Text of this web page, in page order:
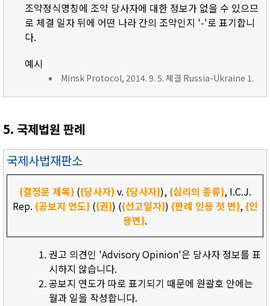
조약정식명칭에 조약 당사자에 대한 정보가 없을 수 있으므
로 체결 일자 뒤에 어떤 나라 간의 조약인지 '-'로 표기합니
다.
예시
Minsk Protocol, 2014. 9. 5. 체결 Russia-Ukraine 1.
5. 국제법원 판례
국제사법재판소
{결정문 제목}({당사자}v. {당사자}),{심리의 종류}, I.C.J.
Rep. {공보지 연도}({권}) ({선고일자}) {판례 인용 첫 면},{인
용면}.
권고 의견인 'Advisory Opinion'은 당사자 정보를 표
시하지 않습니다.
공보지 연도가 따로 표기되기 때문에 원괄호 안에는
월과 일을 작성합니다.